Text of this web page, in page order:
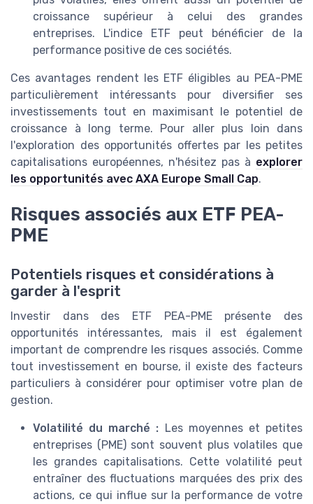
croissance supérieur à celui des grandes
entreprises. L'indice ETF peut bénéficier de la
performance positive de ces sociétés.
Ces avantages rendent les ETF éligibles au PEA-PME
particulièrement intéressants pour diversifier ses
investissements tout en maximisant le potentiel de
croissance à long terme. Pour aller plus loin dans
l'exploration des opportunités offertes par les petites
capitalisations européennes, n'hésitez pas à explorer
les opportunités avec AXA Europe Small Cap.
Risques associés aux ETF PEA-
PME
Potentiels risques et considérations à
garder à l'esprit
Investir dans des ETF PEA-PME présente des
opportunités intéressantes, mais il est également
important de comprendre les risques associés. Comme
tout investissement en bourse, il existe des facteurs
particuliers à considérer pour optimiser votre plan de
gestion.
Volatilité du marché : Les moyennes et petites
entreprises (PME) sont souvent plus volatiles que
les grandes capitalisations. Cette volatilité peut
entraîner des fluctuations marquées des prix des
actions, ce qui influe sur la performance de votre